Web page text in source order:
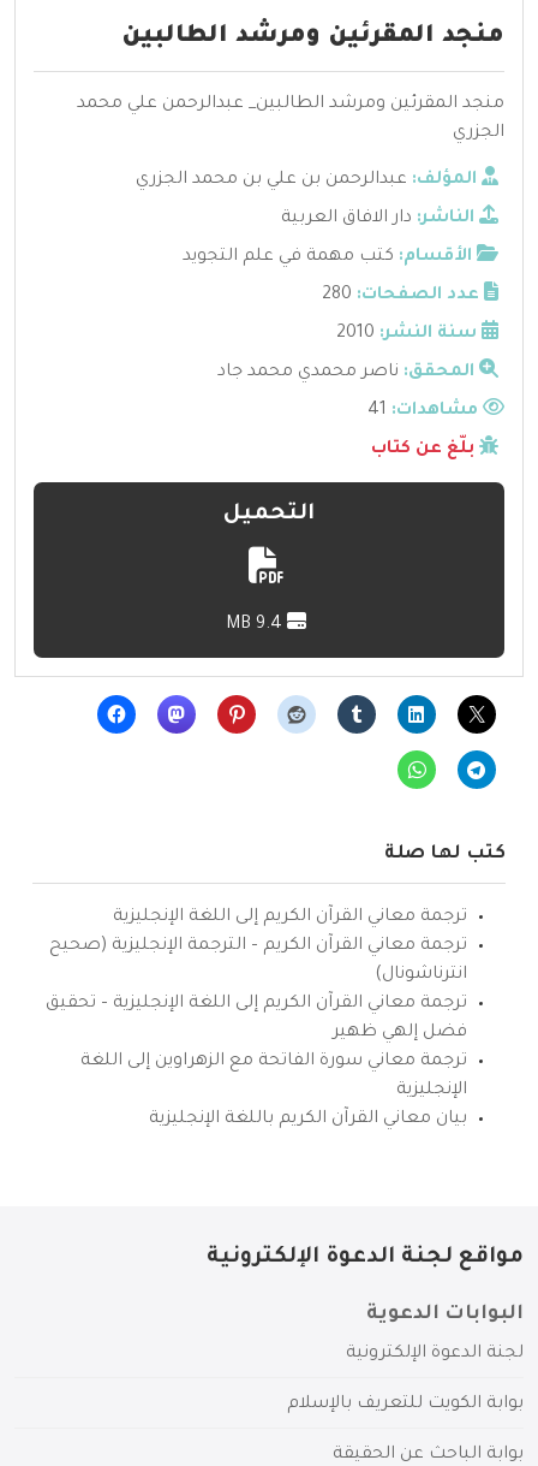
منجد المقرئين ومرشد الطالبين
منجد المقرئين ومرشد الطالبين_ عبدالرحمن علي محمد
الجزري
المؤلف: عبدالرحمن بن علي بن محمد الجزري
الناشر: دار الافاق العربية
الأقسام: كتب مهمة في علم التجويد
عدد الصفحات: 280
سنة النشر: 2010
المحقق: ناصر محمدي محمد جاد
مشاهدات:
بلّغ عن كتاب
التحميل
كتب لها صلة
ترجمة معاني القرآن الكريم إلى اللغة الإنجليزية
ترجمة معاني القرآن الكريم – الترجمة الإنجليزية (صحيح
انترناشونال)
ترجمة معاني القرآن الكريم إلى اللغة الإنجليزية – تحقيق
فضل إلهي ظهير
ترجمة معاني سورة الفاتحة مع الزهراوين إلى اللغة
الإنجليزية
بيان معاني القرآن الكريم باللغة الإنجليزية
مواقع لجنة الدعوة الإلكترونية
البوابات الدعوية
لجنة الدعوة الإلكترونية
بوابة الكويت للتعريف بالإسلام
بوابة الباحث عن الحقيقة